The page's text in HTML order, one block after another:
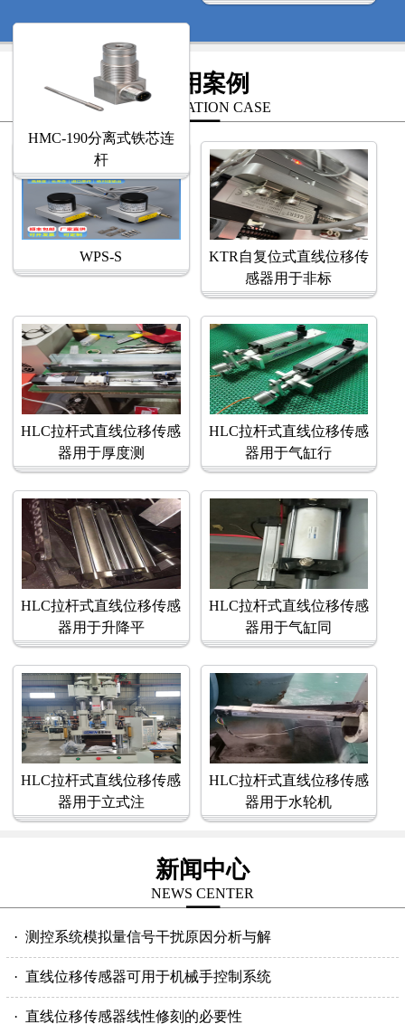
HMC-190分离式铁芯连
杆
应用案例
APPLICATION CASE
WPS-S
KTR自复位式直线位移传
感器用于非标
HLC拉杆式直线位移传感
器用于厚度测
HLC拉杆式直线位移传感
器用于气缸行
HLC拉杆式直线位移传感
器用于升降平
HLC拉杆式直线位移传感
器用于气缸同
HLC拉杆式直线位移传感
器用于立式注
HLC拉杆式直线位移传感
器用于水轮机
新闻中心
NEWS CENTER
· 测控系统模拟量信号干扰原因分析与解
· 直线位移传感器可用于机械手控制系统
· 直线位移传感器线性修刻的必要性